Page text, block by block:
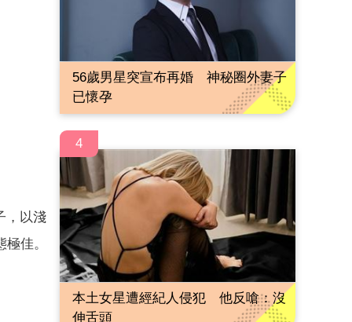
，以淺
佳。
56歲男星突宣布再婚 神秘圈外妻子
已懷孕
4
本土女星遭經紀人侵犯 他反嗆：沒
伸舌頭